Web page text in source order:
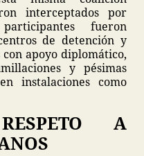
interceptados por
fueron
de detención y
apoyo diplomático,
y pésimas
instalaciones como
A